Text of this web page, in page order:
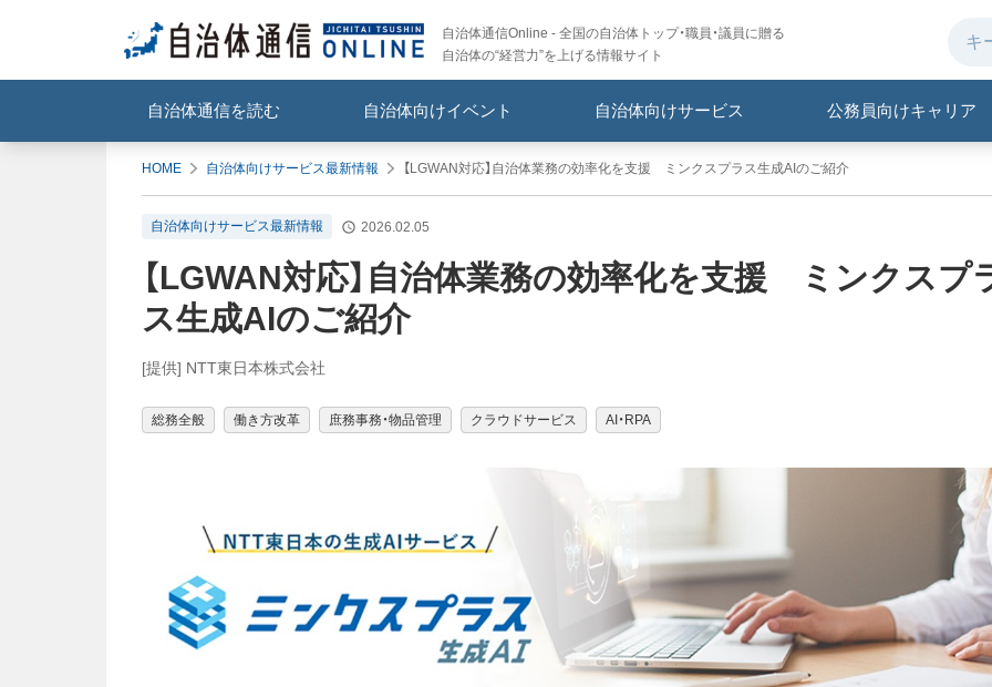
自治体通信Online - 全国の自治体トップ・職員・議員に贈る
自治体の“経営力”を上げる情報サイト
自治体通信を読む 自治体向けイベント 自治体向けサービス 公務員向けキャリア
HOME 自治体向けサービス最新情報 【LGWAN対応】自治体業務の効率化を支援 ミンクスプラス生成AIのご紹介
自治体向けサービス最新情報 2026.02.05
【LGWAN対応】自治体業務の効率化を支援 ミンクスプ
ス生成AIのご紹介
[提供] NTT東日本株式会社
総務全般 働き方改革 庶務事務・物品管理 クラウドサービス AI・RPA